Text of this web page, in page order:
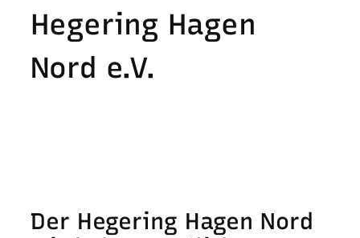
Hegering Hagen
Nord e.V.
Der Hegering Hagen Nord